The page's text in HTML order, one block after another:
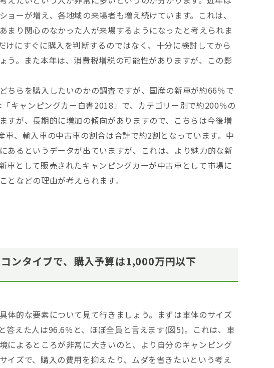
ョーが増え、各地域の来場者も増え続けています。これは、
まり関心のなかった人が来場するようになったと考えられま
けにすぐに購入を判断するのではなく、十分に検討してから
う。また本年は、消費税増税の可能性がありますが、この影
ちらを購入したいのかの調査ですが、国産の新車が約66％で
キャンピングカー白書2018」で、カテゴリー別で約200％の
すが、長期的に増加の傾向がありますので、こちらは今後増
車、輸入車の中古車の割合は合計で約2割となっています。中
あるというデータが出ていますが、これは、より魅力的な新
車として販売されたキャンピングカーが中古車として市場に
となどの理由が考えられます。
ンタイプで、購入予算は1,000万円以下
体的な要素について見て行きましょう。まずは車体のサイズ
答えた人は96.6％と、ほぼ全員と言えます(図5)。これは、車
によるところが非常に大きいのと、より自分のキャンピング
イズで、購入の費用を抑えたり、ムダを省きたいという考え